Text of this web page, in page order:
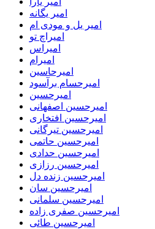
امیر یگانه
امیر یل و مودی ام
امیراچ تو
امیراس
امیرام
امیرحاسین
امیرحسام برآسود
امیرحسین
امیرحسین اصفهانی
امیرحسین افتخاری
امیرحسین تیرگانی
امیرحسین حاتمی
امیرحسین حدادی
امیرحسین رزازی
امیرحسین زنده دل
امیرحسین سان
امیرحسین سلمانی
امیرحسین صفری زاده
امیرحسین طائی